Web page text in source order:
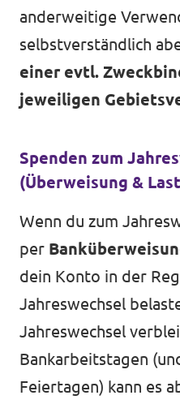
anderweitige
selbstverständlich
einer evtl.
jeweiligen
Spenden zum
(Überweisung &
Wenn du zum
per
dein Konto in der
Jahreswechsel
Jahreswechsel
Bankarbeitstagen
Feiertagen) kann es